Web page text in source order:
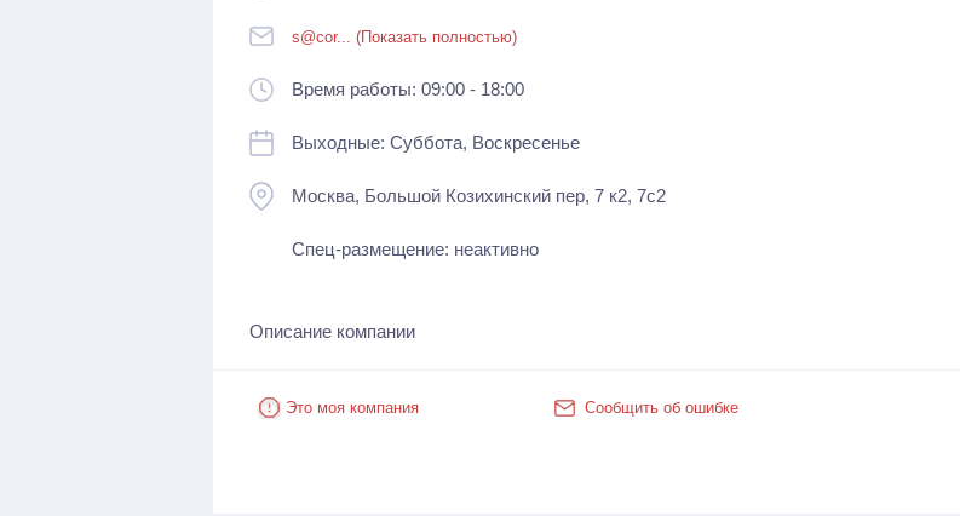
s@cor... (Показать полностью)
Время работы: 09:00 - 18:00
Выходные: Суббота, Воскресенье
Москва, Большой Козихинский пер, 7 к2, 7с2
Спец-размещение: неактивно
Описание компании
Это моя компания Сообщить об ошибке